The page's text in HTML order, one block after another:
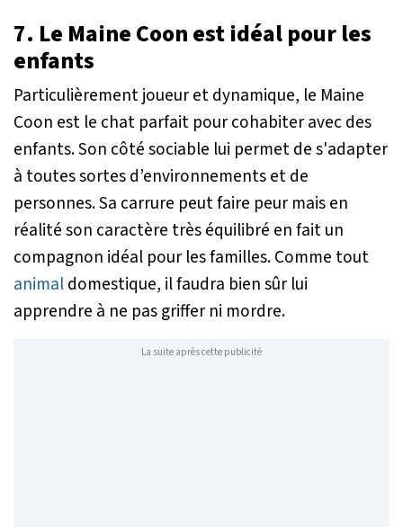
7. Le Maine Coon est idéal pour les
enfants
Particulièrement joueur et dynamique, le Maine
Coon est le chat parfait pour cohabiter avec des
enfants. Son côté sociable lui permet de s'adapter
à toutes sortes d’environnements et de
personnes. Sa carrure peut faire peur mais en
réalité son caractère très équilibré en fait un
compagnon idéal pour les familles. Comme tout
animaldomestique, il faudra bien sûr lui
apprendre à ne pas griffer ni mordre.
La suite après cette publicité